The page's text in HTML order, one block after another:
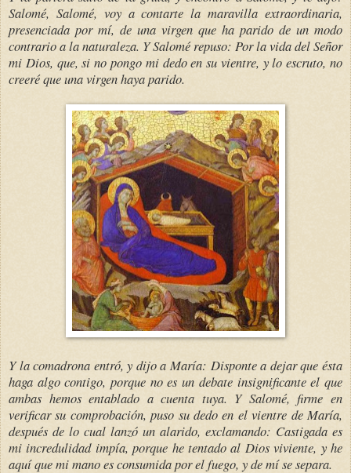
Salomé, Salomé, voy a contarte la maravilla extraordinaria,
presenciada por mí, de una virgen que ha parido de un modo
contrario a la naturaleza. Y Salomé repuso: Por la vida del Señor
mi Dios, que, si no pongo mi dedo en su vientre, y lo escruto, no
creeré que una virgen haya parido.
Y la comadrona entró, y dijo a María: Disponte a dejar que ésta
haga algo contigo, porque no es un debate insignificante el que
ambas hemos entablado a cuenta tuya. Y Salomé, firme en
verificar su comprobación, puso su dedo en el vientre de María,
después de lo cual lanzó un alarido, exclamando: Castigada es
mi incredulidad impía, porque he tentado al Dios viviente, y he
aquí que mi mano es consumida por el fuego, y de mí se separa.